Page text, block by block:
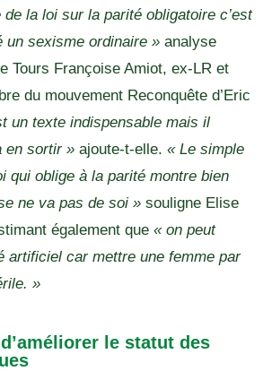
la loi sur la parité obligatoire c’est
un sexisme ordinaire » analyse
Tours Françoise Amiot, ex-LR et
du mouvement Reconquête d’Eric
un texte indispensable mais il
en sortir » ajoute-t-elle. « Le simple
qui oblige à la parité montre bien
ne va pas de soi » souligne Elise
également que « on peut
artificiel car mettre une femme par
»
le statut des